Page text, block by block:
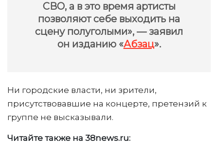
СВО, а в это время артисты
позволяют себе выходить на
сцену полуголыми», — заявил
он изданию «Абзац».
Ни городские власти, ни зрители,
присутствовавшие на концерте, претензий к
группе не высказывали.
Читайте также на 38news.ru: